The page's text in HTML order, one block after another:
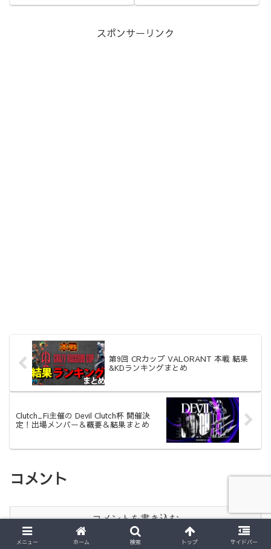
スポンサーリンク
第9回 CRカップ VALORANT 本戦 結果
&KDランキングまとめ
Clutch_Fi主催の Devil Clutch杯 開催決
定！出場メンバー＆概要＆結果まとめ
コメント
コメントを書き込む
メニュー ホーム 検索 トップ サイドバー